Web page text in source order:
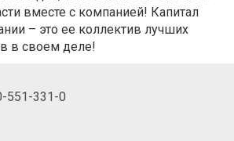
вместе с компанией! Капитал
– это ее коллектив лучших
в своем деле!
551-331-0